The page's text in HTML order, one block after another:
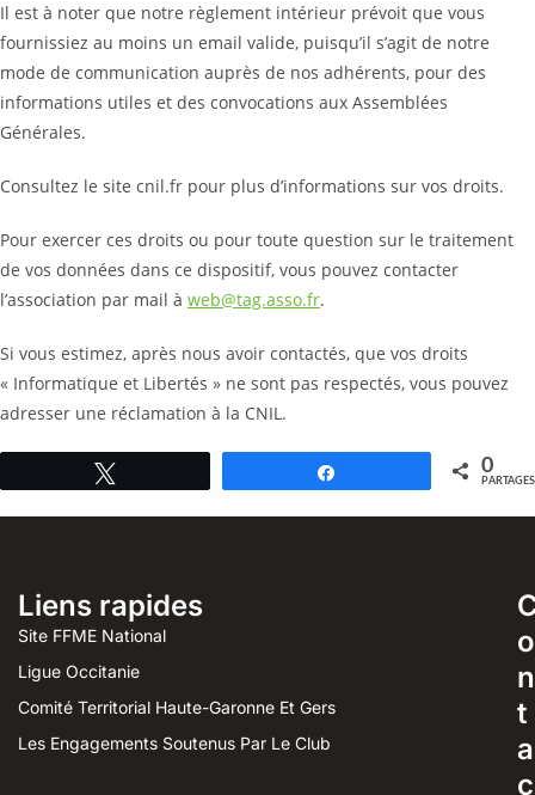
Il est à noter que notre règlement intérieur prévoit que vous
fournissiez au moins un email valide, puisqu’il s’agit de notre
mode de communication auprès de nos adhérents, pour des
informations utiles et des convocations aux Assemblées
Générales.
Consultez le site cnil.fr pour plus d’informations sur vos droits.
Pour exercer ces droits ou pour toute question sur le traitement
de vos données dans ce dispositif, vous pouvez contacter
l’association par mail à web@tag.asso.fr.
Si vous estimez, après nous avoir contactés, que vos droits
« Informatique et Libertés » ne sont pas respectés, vous pouvez
adresser une réclamation à la CNIL.
0
PARTAGES
Liens rapides
Site FFME National
Ligue Occitanie
Comité Territorial Haute-Garonne Et Gers
Les Engagements Soutenus Par Le Club
o
n
t
a
c